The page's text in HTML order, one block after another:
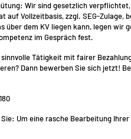
Wir sind gesetzlich
auf Vollzeitbasis, zzgl. SEG-Zulage,
über dem KV liegen kann, legen
im Gespräch fest.
Tätigkeit mit fairer
Dann bewerben Sie sich jetzt!
Um eine rasche Bearbeitung